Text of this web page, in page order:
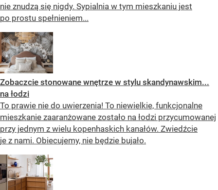
nie znudzą się nigdy. Sypialnia w tym mieszkaniu jest
po prostu spełnieniem...
Zobaczcie stonowane wnętrze w stylu skandynawskim...
na łodzi
To prawie nie do uwierzenia! To niewielkie, funkcjonalne
mieszkanie zaaranżowane zostało na łodzi przycumowanej
przy jednym z wielu kopenhaskich kanałów. Zwiedźcie
je z nami. Obiecujemy, nie będzie bujało.